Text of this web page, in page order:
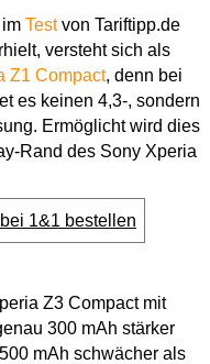
Testvon Tariftipp.de
versteht sich als
Z1 Compact, denn bei
es keinen 4,3-, sondern
Ermöglicht wird dies
Rand des Sony Xperia
1&1 bestellen
Z3 Compact mit
300 mAh stärker
mAh schwächer als